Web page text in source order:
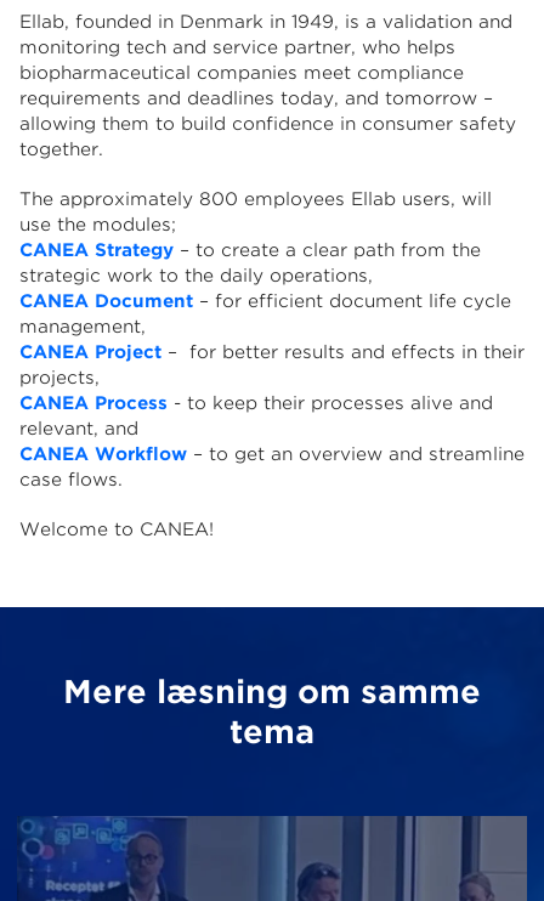
Ellab, founded in Denmark in 1949, is a validation and
monitoring tech and service partner, who helps
biopharmaceutical companies meet compliance
requirements and deadlines today, and tomorrow –
allowing them to build confidence in consumer safety
together.
The approximately 800 employees Ellab users, will
use the modules;
CANEA Strategy – to create a clear path from the
strategic work to the daily operations,
CANEA Document – for efficient document life cycle
management,
CANEA Project – for better results and effects in their
projects,
CANEA Process - to keep their processes alive and
relevant, and
CANEA Workflow – to get an overview and streamline
case flows.
Welcome to CANEA!
Mere læsning om samme
tema